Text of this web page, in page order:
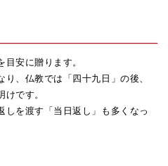
目安に贈ります。
、仏教では「四十九日」の後、
です。
しを渡す「当日返し」も多くなっ